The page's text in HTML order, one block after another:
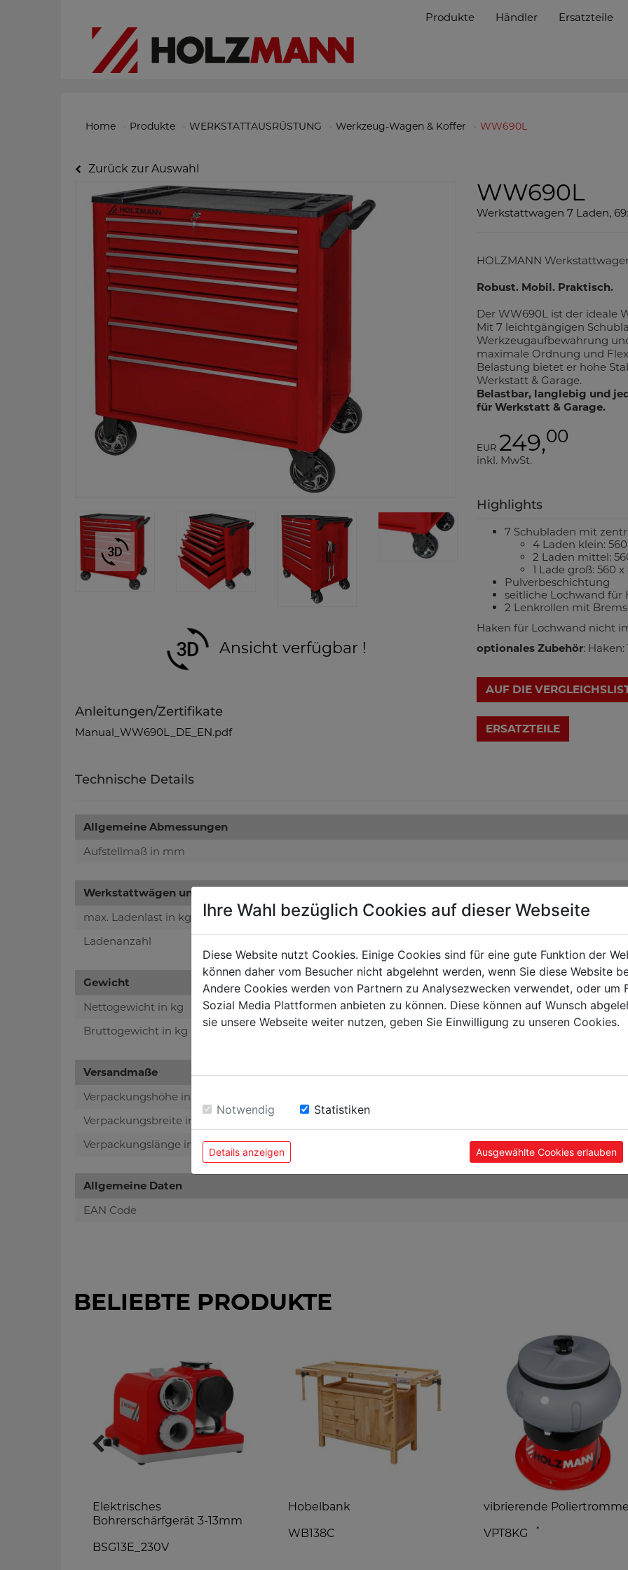
Produkte Händler Ersatzteile
Home Produkte WERKSTATTAUSRÜSTUNG Werkzeug-Wagen & Koffer WW690L
Zurück zur Auswahl
Ansicht verfügbar !
Anleitungen/Zertifikate
Manual_WW690L_DE_EN.pdf
WW690L
Werkstattwagen 7 Laden,
HOLZMANN
Robust. Mobil. Praktisch.
Der WW690L ist der ideale
Mit 7 leichtgängigen
Werkzeugaufbewahrung
maximale Ordnung und
Belastung bietet er hohe
Werkstatt & Garage.
Belastbar, langlebig und
für Werkstatt & Garage.
EUR 249,00
inkl. MwSt.
Highlights
7 Schubladen mit
4 Laden klein:
2 Laden mittel:
1 Lade groß: 560
Pulverbeschichtung
seitliche Lochwand für
2 Lenkrollen mit
Haken für Lochwand nicht
optionales Zubehör: Haken:
AUF DIE
Technische Details
Allgemeine Abmessungen
Aufstellmaß in mm
Werkstattwägen und Regale
max. Ladenlast in kg
Ladenanzahl
Gewicht
Nettogewicht in kg
Bruttogewicht in kg
Versandmaße
Verpackungshöhe in mm
Verpackungsbreite in mm
Verpackungslänge in mm
Allgemeine Daten
EAN Code
BELIEBTE PRODUKTE
Elektrisches
Bohrerschärfgerät 3-13mm
BSG13E_230V
Hobelbank
WB138C
vibrierende
VPT8KG
*
Ihre Wahl bezüglich Cookies auf dieser Webseite
Diese Website nutzt Cookies. Einige Cookies sind für eine gute Funktion der
können daher vom Besucher nicht abgelehnt werden, wenn Sie diese Website
Andere Cookies werden von Partnern zu Analysezwecken verwendet, oder um
Sozial Media Plattformen anbieten zu können. Diese können auf Wunsch
sie unsere Webseite weiter nutzen, geben Sie Einwilligung zu unseren Cookies.
Notwendig Statistiken
Details anzeigen Ausgewählte Cookies erlauben